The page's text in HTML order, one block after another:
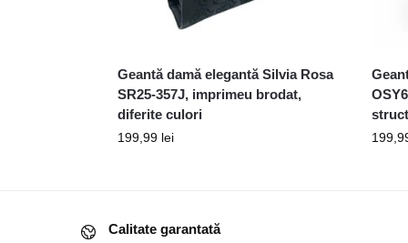
Geantă damă elegantă Silvia Rosa
SR25-357J, imprimeu brodat,
diferite culori
199,99 lei
Calitate garantată